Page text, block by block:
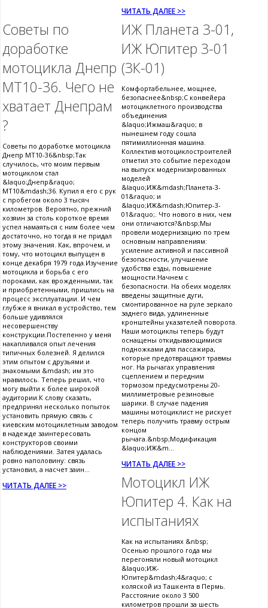
ЧИТАТЬ ДАЛЕЕ >>
Советы по
доработке
мотоцикла Днепр
МТ10-36. Чего не
хватает Днепрам
?
Советы по доработке мотоцикла
Днепр МТ10-36&nbsp;Так
случилось, что моим первым
мотоциклом стал
&laquo;Днепр&raquo;
МТ10&mdash;36. Купил я его с рук
с пробегом около 3 тысяч
километров. Вероятно, прежний
хозяин за столь короткое время
успел намаяться с ним более чем
достаточно, но тогда я не придал
этому значения. Как, впрочем, и
тому, что мотоцикл выпущен в
конце декабря 1979 года.Изучение
мотоцикла и борьба с его
пороками, как врожденными, так
и приобретенными, пришлись на
процесс эксплуатации. И чем
глубже я вникал в устройство, тем
больше удивлялся
несовершенству
конструкции.Постепенно у меня
накапливался опыт лечения
типичных болезней. Я делился
этим опытом с друзьями и
знакомыми &mdash; им это
нравилось. Теперь решил, что
могу выйти к более широкой
аудитории.К слову сказать,
предпринял несколько попыток
установить прямую связь с
киевским мотоциклетным заводом
в надежде заинтересовать
конструкторов своими
наблюдениями. Затея удалась
ровно наполовину: связь
установил, а насчет заин...
ЧИТАТЬ ДАЛЕЕ >>
ИЖ Планета 3-01,
ИЖ Юпитер 3-01
(3К-01)
Комфортабельнее, мощнее,
безопаснее&nbsp;С конвейера
мотоциклетного производства
объединения
&laquo;Ижмаш&raquo; в
нынешнем году сошла
пятимиллионная машина.
Коллектив мотоциклостроителей
отметил это событие переходом
на выпуск модернизированных
моделей
&laquo;ИЖ&mdash;Планета-3-
01&raquo; и
&laquo;ИЖ&mdash;Юпитер-3-
01&raquo;. Что нового в них, чем
они отличаются?&nbsp;Мы
провели модернизацию по трем
основным направлениям:
усиление активной и пассивной
безопасности, улучшение
удобства езды, повышение
мощности.Начнем с
безопасности. На обеих моделях
введены защитные дуги,
смонтированное на руле зеркало
заднего вида, удлиненные
кронштейны указателей поворота.
Наши мотоциклы теперь будут
оснащены откидывающимися
подножками для пассажира,
которые предотвращают травмы
ног. На рычагах управления
сцеплением и передним
тормозом предусмотрены 20-
миллиметровые резиновые
шарики. В случае падения
машины мотоциклист не рискует
теперь получить травму острым
концом
рычага.&nbsp;Модификация
&laquo;ИЖ&m...
ЧИТАТЬ ДАЛЕЕ >>
Мотоцикл ИЖ
Юпитер 4. Как на
испытаниях
Как на испытаниях &nbsp;
Осенью прошлого года мы
перегоняли новый мотоцикл
&laquo;ИЖ-
Юпитер&mdash;4&raquo; с
коляской из Ташкента в Пермь.
Расстояние около 3 500
километров прошли за шесть